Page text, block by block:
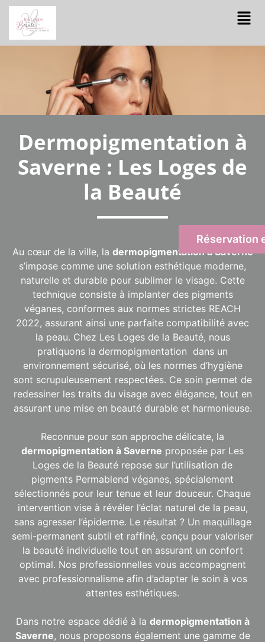
Dermopigmentation à
Saverne : Les Loges de
la Beauté
Au cœur de la ville, la dermopigmentation à Saverne
s’impose comme une solution esthétique moderne,
naturelle et durable pour sublimer le visage. Cette
technique consiste à implanter des pigments
véganes, conformes aux normes strictes REACH
2022, assurant ainsi une parfaite compatibilité avec
la peau. Chez Les Loges de la Beauté, nous
pratiquons la dermopigmentation dans un
environnement sécurisé, où les normes d’hygiène
sont scrupuleusement respectées. Ce soin permet de
redessiner les traits du visage avec élégance, tout en
assurant une mise en beauté durable et harmonieuse.
Reconnue pour son approche délicate, la
dermopigmentation à Saverne proposée par Les
Loges de la Beauté repose sur l’utilisation de
pigments Permablend véganes, spécialement
sélectionnés pour leur tenue et leur douceur. Chaque
intervention vise à révéler l’éclat naturel de la peau,
sans agresser l’épiderme. Le résultat ? Un maquillage
semi-permanent subtil et raffiné, conçu pour valoriser
la beauté individuelle tout en assurant un confort
optimal. Nos professionnelles vous accompagnent
avec professionnalisme afin d’adapter le soin à vos
attentes esthétiques.
Dans notre espace dédié à la dermopigmentation à
Saverne, nous proposons également une gamme de
Réservation